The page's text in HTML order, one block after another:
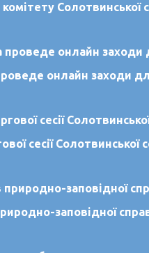
Солотвинської
онлайн заходи для
сесії
заповідної